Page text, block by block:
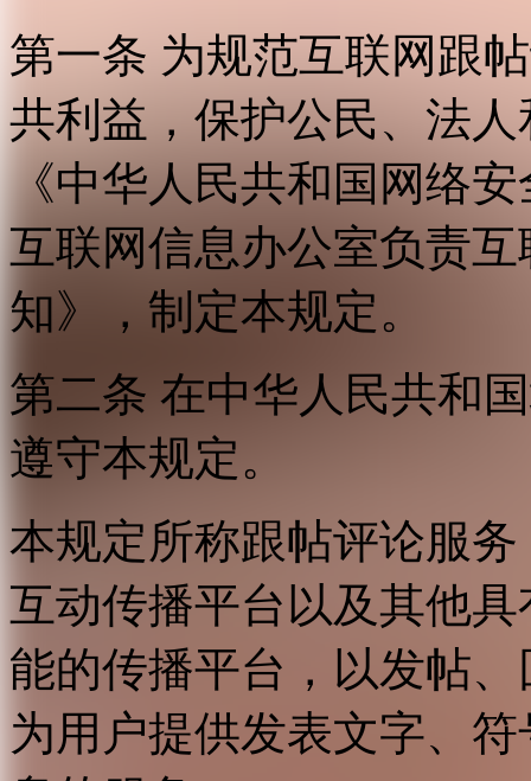
第一条 为规范互联网跟
共利益，保护公民、法
《中华人民共和国网络
互联网信息办公室负责
知》，制定本规定。
第二条 在中华人民共和
遵守本规定。
本规定所称跟帖评论服
互动传播平台以及其他
能的传播平台，以发帖
为用户提供发表文字、